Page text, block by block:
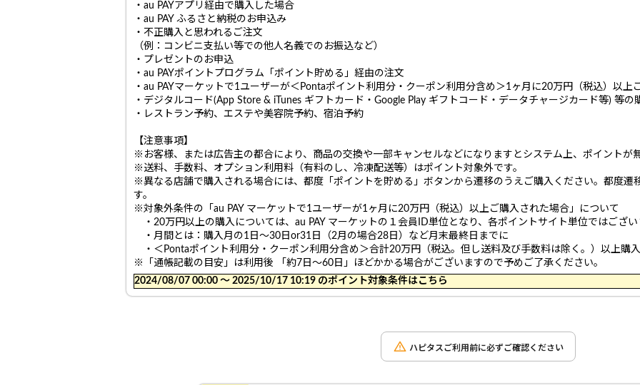
・au PAYアプリ経由で購入した場合
・au PAY ふるさと納税のお申込み
・不正購入と思われるご注文
（例：コンビニ支払い等での他人名義でのお振込など）
・プレゼントのお申込
・au PAYポイントプログラム「ポイント貯める」経由の注文
・au PAYマーケットで1ユーザーが＜Pontaポイント利用分・クーポン利用分含め＞1ヶ月に20万円（税込）以上
・デジタルコード(App Store & iTunes ギフトカード・Google Play ギフトコード・データチャージカード等) 等の
・レストラン予約、エステや美容院予約、宿泊予約
【注意事項】
※お客様、または広告主の都合により、商品の交換や一部キャンセルなどになりますとシステム上、ポイントが
※送料、手数料、オプション利用料（有料のし、冷凍配送等）はポイント対象外です。
※異なる店舗で購入される場合には、都度「ポイントを貯める」ボタンから遷移のうえご購入ください。都度遷
す。
※対象外条件の「au PAY マーケットで1ユーザーが1ヶ月に20万円（税込）以上ご購入された場合」について
・20万円以上の購入については、au PAY マーケットの１会員ID単位となり、各ポイントサイト単位ではござ
・月間とは：購入月の1日〜30日or31日（2月の場合28日）など月末最終日までに
・＜Pontaポイント利用分・クーポン利用分含め＞合計20万円（税込。但し送料及び手数料は除く。）以上購
※「通帳記載の目安」は利用後 「約7日～60日」ほどかかる場合がございますので予めご了承ください。
2024/08/07 00:00 〜 2025/10/17 10:19 のポイント対象条件はこちら
ハピタスご利用前に必ずご確認ください